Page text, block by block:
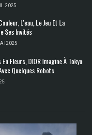
2025
L’eau, Le Jeu Et La
Ses Invités
2025
Fleurs, DIOR Imagine À Tokyo
Quelques Robots